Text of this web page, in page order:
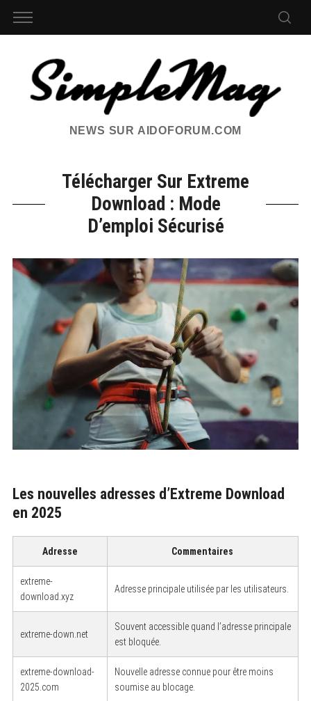
NEWS SUR AIDOFORUM.COM
Télécharger Sur Extreme
Download : Mode
D’emploi Sécurisé
Les nouvelles adresses d’Extreme Download
en 2025
Adresse Commentaires
extreme-
download.xyz
Adresse principale utilisée par les utilisateurs.
extreme-down.net
Souvent accessible quand l’adresse principale
est bloquée.
extreme-download-
2025.com
Nouvelle adresse connue pour être moins
soumise au blocage.